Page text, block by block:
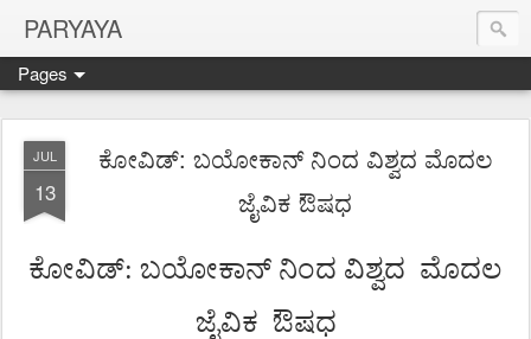
PARYAYA
Pages
JUL
13
ಕೋವಿಡ್: ಬಯೋಕಾನ್ ನಿಂದ ವಿಶ್ವದ ಮೊದಲ
ಜೈವಿಕ ಔಷಧ
ಕೋವಿಡ್: ಬಯೋಕಾನ್ ನಿಂದ ವಿಶ್ವದ ಮೊದಲ
ಜೈವಿಕ ಔಷಧ